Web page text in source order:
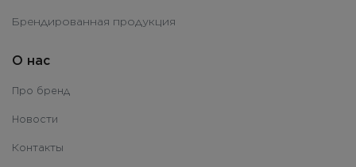
Брендированная продукция
О нас
Про бренд
Новости
Контакты